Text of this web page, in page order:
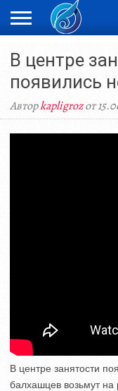
НОВОСТИ
ВИДЕО
ФОТОРЕПОРТАЖИ
ОРКЕН
LIVETV
В центре
появились
Авторkapligrozот
В центре занятости
балхашцев возьмут на